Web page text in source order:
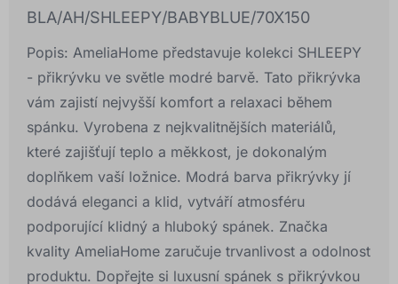
BLA/AH/SHLEEPY/BABYBLUE/70X150
Popis: AmeliaHome představuje kolekci SHLEEPY
- přikrývku ve světle modré barvě. Tato přikrývka
vám zajistí nejvyšší komfort a relaxaci během
spánku. Vyrobena z nejkvalitnějších materiálů,
které zajišťují teplo a měkkost, je dokonalým
doplňkem vaší ložnice. Modrá barva přikrývky jí
dodává eleganci a klid, vytváří atmosféru
podporující klidný a hluboký spánek. Značka
kvality AmeliaHome zaručuje trvanlivost a odolnost
produktu. Dopřejte si luxusní spánek s přikrývkou